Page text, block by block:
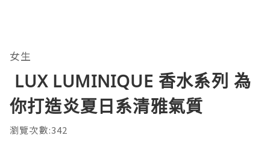
女生
LUX LUMINIQUE 香水系列 為
你打造炎夏日系清雅氣質
瀏覽次數:342